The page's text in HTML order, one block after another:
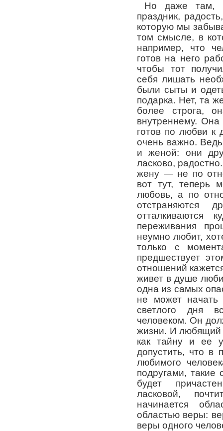
Но даже там,
праздник,
которую мы
том смысле, в
например, что
готов на него
чтобы тот
себя лишать
были сыты и
подарка. Нет, та
более строга,
внутреннему. Она
готов по любви к
очень важно.
и женой: они
ласково,
жену — не по
вот тут, теперь
любовь, а по
отстраняются
отталкиваются
переживания
неумно любит,
только с
предшествует
отношений
живет в душе
одна из самых
не может начать
светлого дня
человеком. Он
жизни. И любящий
как тайну и ее
допустить, что в
любимого
подругами,
будет
ласковой,
начинается
областью веры:
веры одного